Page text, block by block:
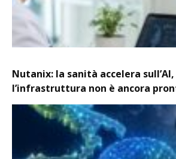
Nutanix: la sanità accelera
l’infrastruttura non è ancora